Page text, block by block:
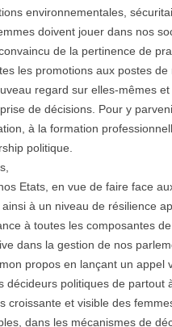
environnementales,
doivent jouer dans nos
de la pertinence de
les promotions aux postes
regard sur elles-mêmes
de décisions. Pour y
à la formation
politique.
Etats, en vue de faire face
à un niveau de résilience
à toutes les composantes
dans la gestion de nos
propos en lançant un appel
décideurs politiques de
croissante et visible des
dans les mécanismes de